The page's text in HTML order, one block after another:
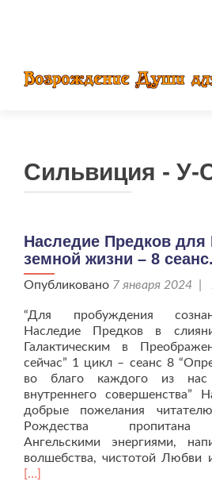
Сильвиция - У-
Наследие Предков для
земной жизни – 8 сеанс.
Опубликовано 7 января 2024 |
“Для пробуждения
Наследие Предков в
Галактическим в
сейчас” 1 цикл – сеанс 8
во благо каждого из нас
внутреннего совершенства”
добрые пожелания
Рождества пропитана
Ангельскими энергиями,
волшебства, чистотой Любви
[…]